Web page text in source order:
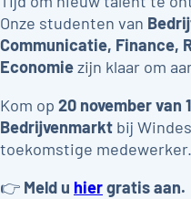
Onze studenten van
Communicatie, Finance,
Economiezijn klaar om
Kom op 20 november van
Bedrijvenmarkt bij
toekomstige medewerker.
👉 Meld u hiergratis aan.